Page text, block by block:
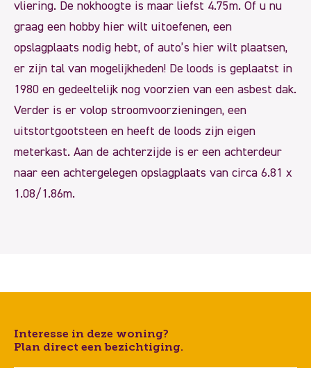
vliering. De nokhoogte is maar liefst 4.75m. Of u nu
graag een hobby hier wilt uitoefenen, een
opslagplaats nodig hebt, of auto’s hier wilt plaatsen,
er zijn tal van mogelijkheden! De loods is geplaatst in
1980 en gedeeltelijk nog voorzien van een asbest dak.
Verder is er volop stroomvoorzieningen, een
uitstortgootsteen en heeft de loods zijn eigen
meterkast. Aan de achterzijde is er een achterdeur
naar een achtergelegen opslagplaats van circa 6.81 x
1.08/1.86m.
Interesse in deze woning?
Plan direct een bezichtiging.